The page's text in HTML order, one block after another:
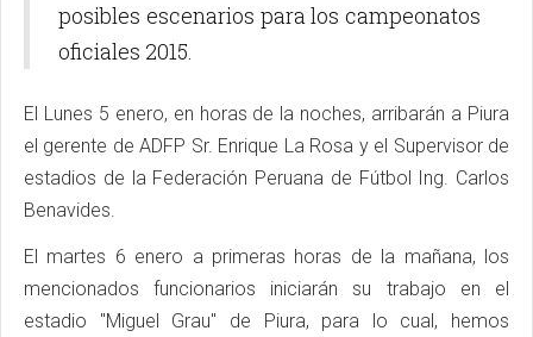
posibles escenarios para los campeonatos
oficiales 2015.
El Lunes 5 enero, en horas de la noches, arribarán a Piura
el gerente de ADFP Sr. Enrique La Rosa y el Supervisor de
estadios de la Federación Peruana de Fútbol Ing. Carlos
Benavides.
El martes 6 enero a primeras horas de la mañana, los
mencionados funcionarios iniciarán su trabajo en el
estadio "Miguel Grau" de Piura, para lo cual, hemos